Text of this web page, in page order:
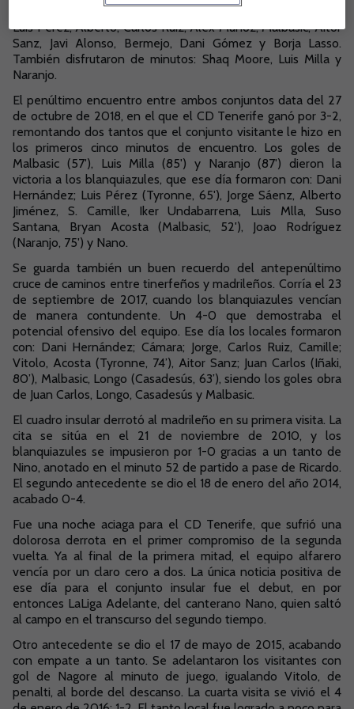
calle San Sebastián. El preparador pucelano alineó a Ortolá,
Luis Pérez, Alberto, Carlos Ruiz, Alex Muñoz, Malbasic, Aitor
Sanz, Javi Alonso, Bermejo, Dani Gómez y Borja Lasso.
También disfrutaron de minutos: Shaq Moore, Luis Milla y
Naranjo.
El penúltimo encuentro entre ambos conjuntos data del 27
de octubre de 2018, en el que el CD Tenerife ganó por 3-2,
remontando dos tantos que el conjunto visitante le hizo en
los primeros cinco minutos de encuentro. Los goles de
Malbasic (57'), Luis Milla (85') y Naranjo (87') dieron la
victoria a los blanquiazules, que ese día formaron con: Dani
Hernández; Luis Pérez (Tyronne, 65'), Jorge Sáenz, Alberto
Jiménez, S. Camille, Iker Undabarrena, Luis Mlla, Suso
Santana, Bryan Acosta (Malbasic, 52'), Joao Rodríguez
(Naranjo, 75') y Nano.
Se guarda también un buen recuerdo del antepenúltimo
cruce de caminos entre tinerfeños y madrileños. Corría el 23
de septiembre de 2017, cuando los blanquiazules vencían
de manera contundente. Un 4-0 que demostraba el
potencial ofensivo del equipo. Ese día los locales formaron
con: Dani Hernández; Cámara; Jorge, Carlos Ruiz, Camille;
Vitolo, Acosta (Tyronne, 74’), Aitor Sanz; Juan Carlos (Iñaki,
80’), Malbasic, Longo (Casadesús, 63’), siendo los goles obra
de Juan Carlos, Longo, Casadesús y Malbasic.
El cuadro insular derrotó al madrileño en su primera visita. La
cita se sitúa en el 21 de noviembre de 2010, y los
blanquiazules se impusieron por 1-0 gracias a un tanto de
Nino, anotado en el minuto 52 de partido a pase de Ricardo.
El segundo antecedente se dio el 18 de enero del año 2014,
acabado 0-4.
Fue una noche aciaga para el CD Tenerife, que sufrió una
dolorosa derrota en el primer compromiso de la segunda
vuelta. Ya al final de la primera mitad, el equipo alfarero
vencía por un claro cero a dos. La única noticia positiva de
ese día para el conjunto insular fue el debut, en por
entonces LaLiga Adelante, del canterano Nano, quien saltó
al campo en el transcurso del segundo tiempo.
Otro antecedente se dio el 17 de mayo de 2015, acabando
con empate a un tanto. Se adelantaron los visitantes con
gol de Nagore al minuto de juego, igualando Vitolo, de
penalti, al borde del descanso. La cuarta visita se vivió el 4